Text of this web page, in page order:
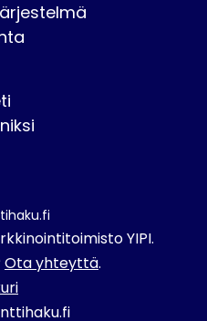
YIPI.
Ota yhteyttä.